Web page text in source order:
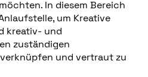
In diesem Bereich
um Kreative
kreativ- und
zuständigen
und vertraut zu